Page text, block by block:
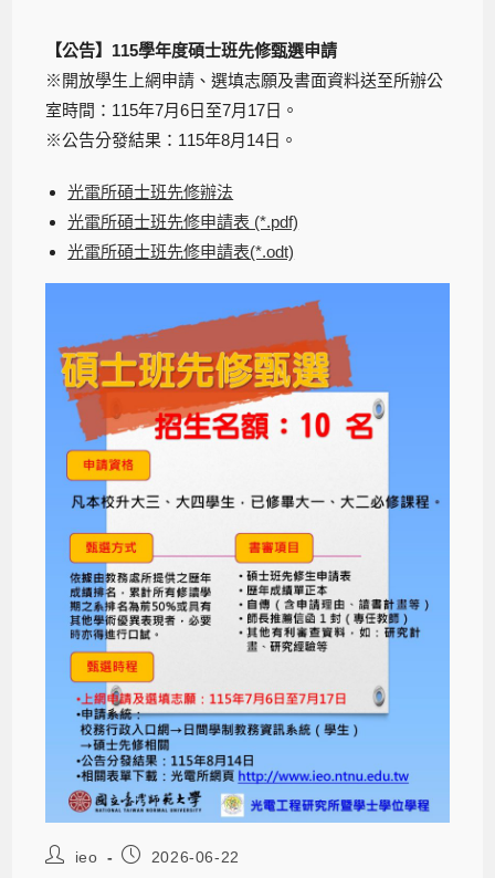
【公告】115學年度碩士班先修甄選申請
※開放學生上網申請、選填志願及書面資料送至所辦公
室時間：115年7月6日至7月17日。
※公告分發結果：115年8月14日。
光電所碩士班先修辦法
光電所碩士班先修申請表 (*.pdf)
光電所碩士班先修申請表(*.odt)
ieo 2026-06-22